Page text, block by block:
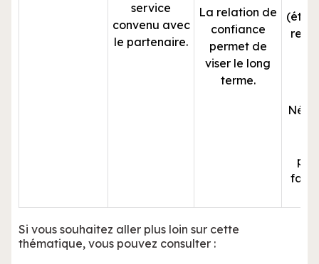
service
convenu avec
le partenaire.
La relation de
confiance
permet de
viser le long
terme.
Si vous souhaitez aller plus loin sur cette
thématique, vous pouvez consulter :